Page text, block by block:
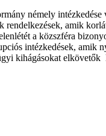
némely intézkedése
rendelkezések, amik
a közszféra
intézkedések, amik
kihágásokat elkövetők